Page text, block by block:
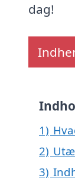
dag!
1)
2)
3)